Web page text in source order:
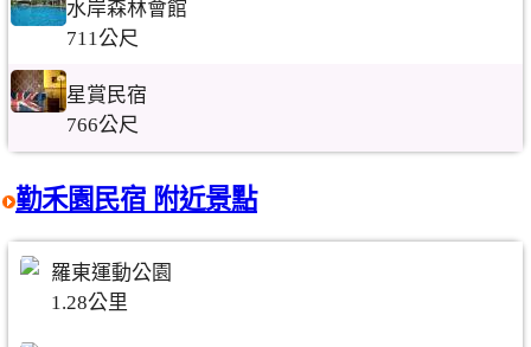
水岸森林會館
711公尺
星賞民宿
766公尺
勤禾園民宿 附近景點
羅東運動公園
1.28公里